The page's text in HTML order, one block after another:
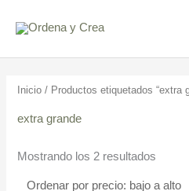
Inicio / Productos etiquetados “extra
extra grande
Mostrando los 2 resultados
precio:
bajo